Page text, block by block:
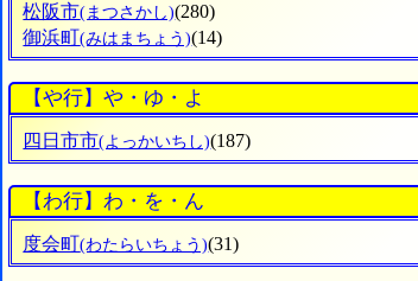
松阪市(まつさかし)(280)
御浜町(みはまちょう)(14)
【や行】や・ゆ・よ
四日市市(よっかいちし)(187)
【わ行】わ・を・ん
度会町(わたらいちょう)(31)